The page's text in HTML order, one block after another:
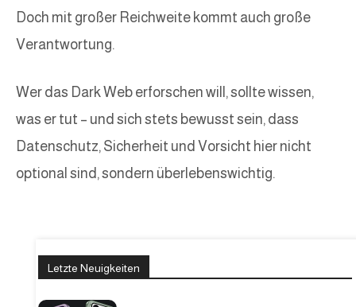
Doch mit großer Reichweite kommt auch große
Verantwortung.
Wer das Dark Web erforschen will, sollte wissen,
was er tut – und sich stets bewusst sein, dass
Datenschutz, Sicherheit und Vorsicht hier nicht
optional sind, sondern überlebenswichtig.
Letzte Neuigkeiten